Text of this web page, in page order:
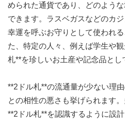
められた通貨であり、どのよう
できます。ラスベガスなどのカ
幸運を呼ぶお守りとして使われ
た、特定の人々、例えば学生や
札**を珍しいお土産や記念品とし
**2ドル札**の流通量が少ない理
との相性の悪さも挙げられます。
**2ドル札**を認識するように設